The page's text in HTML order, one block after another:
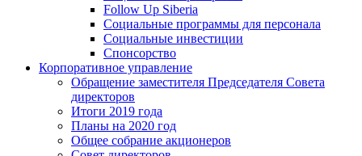
Follow Up Siberia
Социальные программы для персонала
Социальные инвестиции
Спонсорство
Корпоративное управление
Обращение заместителя Председателя Совета
директоров
Итоги 2019 года
Планы на 2020 год
Общее собрание акционеров